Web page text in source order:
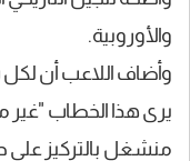
والأوروبية.
وأضاف اللاعب أن
يرى هذا الخطاب
منشغل بالتركيز على